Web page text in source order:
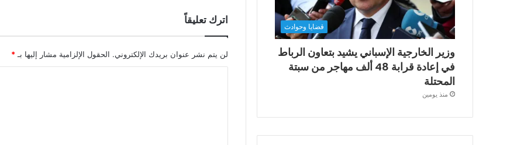
اترك تعليقاً
لن يتم نشر عنوان بريدك الإلكتروني. الحقول الإلزامية مشار إليها بـ*
قضايا وحوادث
وزير الخارجية الإسباني يشيد بتعاون الرباط
في إعادة قرابة 48 ألف مهاجر من سبتة
المحتلة
منذ يومين